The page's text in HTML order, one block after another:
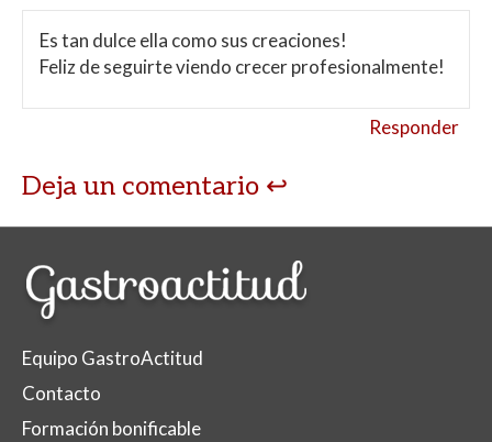
Es tan dulce ella como sus creaciones!
Feliz de seguirte viendo crecer profesionalmente!
Responder
Deja un comentario
Equipo GastroActitud
Contacto
Formación bonificable